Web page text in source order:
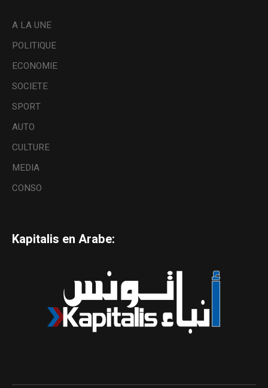
A LA UNE
POLITIQUE
ECONOMIE
SOCIETE
SPORT
AUTO
CULTURE
MEDIA
CONSO
Kapitalis en Arabe: